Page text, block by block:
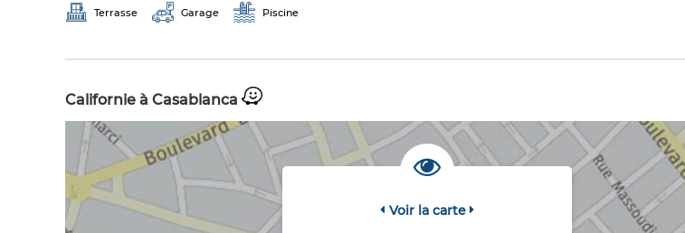
Terrasse Garage Piscine
Californie à Casablanca
Voir la carte